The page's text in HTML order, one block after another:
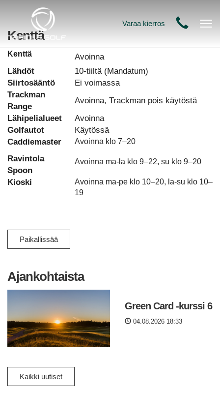
Varaa kierros
Vain vartti Stadista
Varaa kierros
Kenttä
Kenttä
Avoinna
Lähdöt
10-tiiltä (Mandatum)
Siirtosääntö
Ei voimassa
Trackman
Range
Avoinna, Trackman pois käytöstä
Lähipelialueet
Avoinna
Golfautot
Käytössä
Caddiemaster
Avoinna klo 7–20
Ravintola
Spoon
Avoinna ma-la klo 9–22, su klo 9–20
Kioski
Avoinna ma-pe klo 10–20, la-su klo 10–
19
Paikallissää
Ajankohtaista
Green Card -kurssi 6
04.08.2026 18:33
Kaikki uutiset